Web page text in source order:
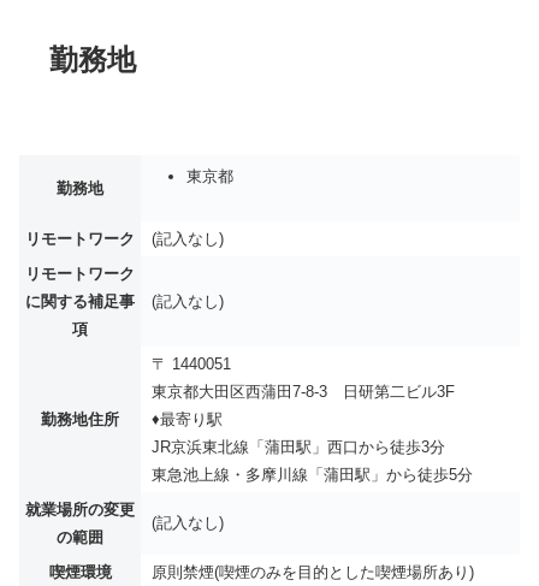
勤務地
勤務地
東京都
リモートワーク
(記入なし)
リモートワーク
に関する補足事
項
(記入なし)
勤務地住所
〒 1440051
東京都大田区西蒲田7-8-3 日研第二ビル3F
♦最寄り駅
JR京浜東北線「蒲田駅」西口から徒歩3分
東急池上線・多摩川線「蒲田駅」から徒歩5分
就業場所の変更
の範囲
(記入なし)
喫煙環境 原則禁煙(喫煙のみを目的とした喫煙場所あり)